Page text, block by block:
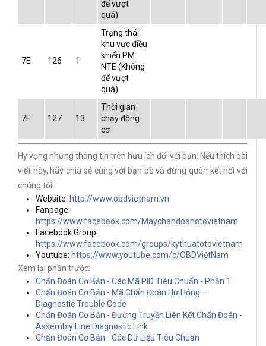
để vượt
quá)
7E 126 1
Trạng thái
khu vực điều
khiển PM
NTE (Không
để vượt
quá)
7F 127 13
Thời gian
chạy động
cơ
Hy vọng những thông tin trên hữu ích đối với bạn. Nếu thích bài
viết này, hãy chia sẻ cùng với bạn bè và đừng quên kết nối với
chúng tôi!
Website: http://www.obdvietnam.vn
Fanpage:
https://www.facebook.com/Maychandoanotovietnam
Facebook Group:
https://www.facebook.com/groups/kythuatotovietnam
Youtube: https://www.youtube.com/c/OBDViệtNam
Xem lại phần trước:
Chẩn Đoán Cơ Bản - Các Mã PID Tiêu Chuẩn - Phần 1
Chẩn Đoán Cơ Bản - Mã Chẩn Đoán Hư Hỏng –
Diagnostic Trouble Code
Chẩn Đoán Cơ Bản - Đường Truyền Liên Kết Chẩn Đoán -
Assembly Line Diagnostic Link
Chẩn Đoán Cơ Bản - Các Dữ Liệu Tiêu Chuẩn